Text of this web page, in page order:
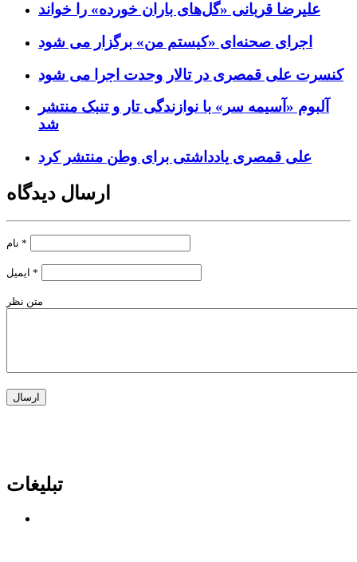
علیرضا قربانی «گل‌های باران خورده» را خواند
اجرای صحنه‌ای «کیستم من» برگزار می شود
کنسرت علی قمصری در تالار وحدت اجرا می شود
آلبوم «آسیمه سر» با نوازندگی تار و تنبک منتشر
شد
علی قمصری یادداشتی برای وطن منتشر کرد
ارسال دیدگاه
*
*
متن نظر
تبلیغات